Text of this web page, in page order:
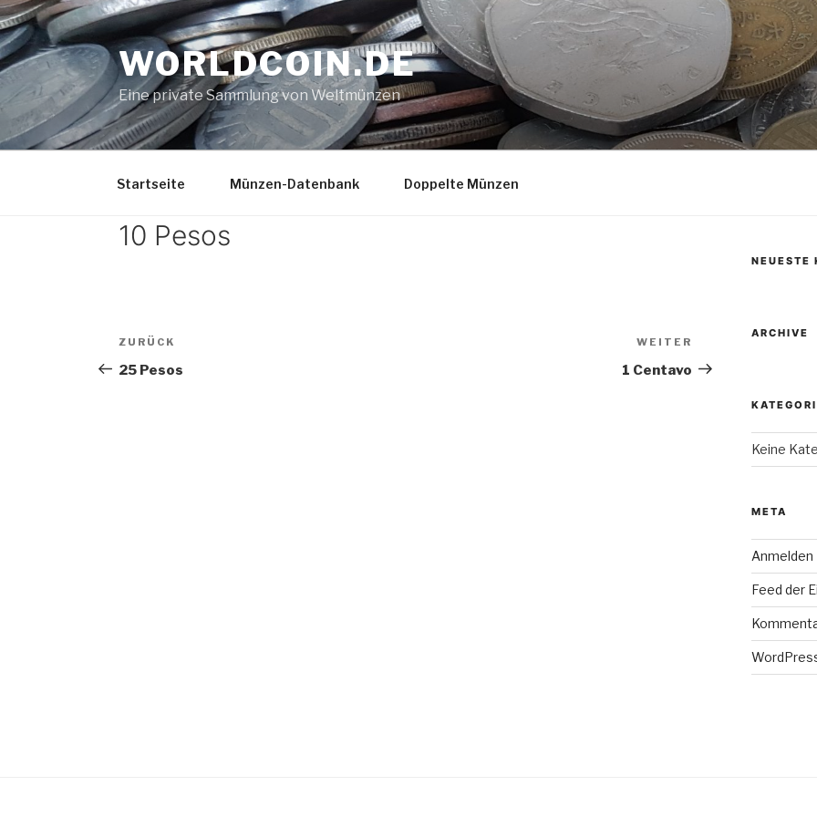
Zum
Inhalt
springen
WORLDCOIN.DE
Eine private Sammlung von Weltmünzen
Startseite Münzen-Datenbank Doppelte Münzen
10 Pesos
Beitrags-
Navigation
Vorheriger
Beitrag
ZURÜCK
25 Pesos
Beitrag
WEITER
1 Centavo
NEUESTE
ARCHIVE
Keine
META
Anmelden
Feed der